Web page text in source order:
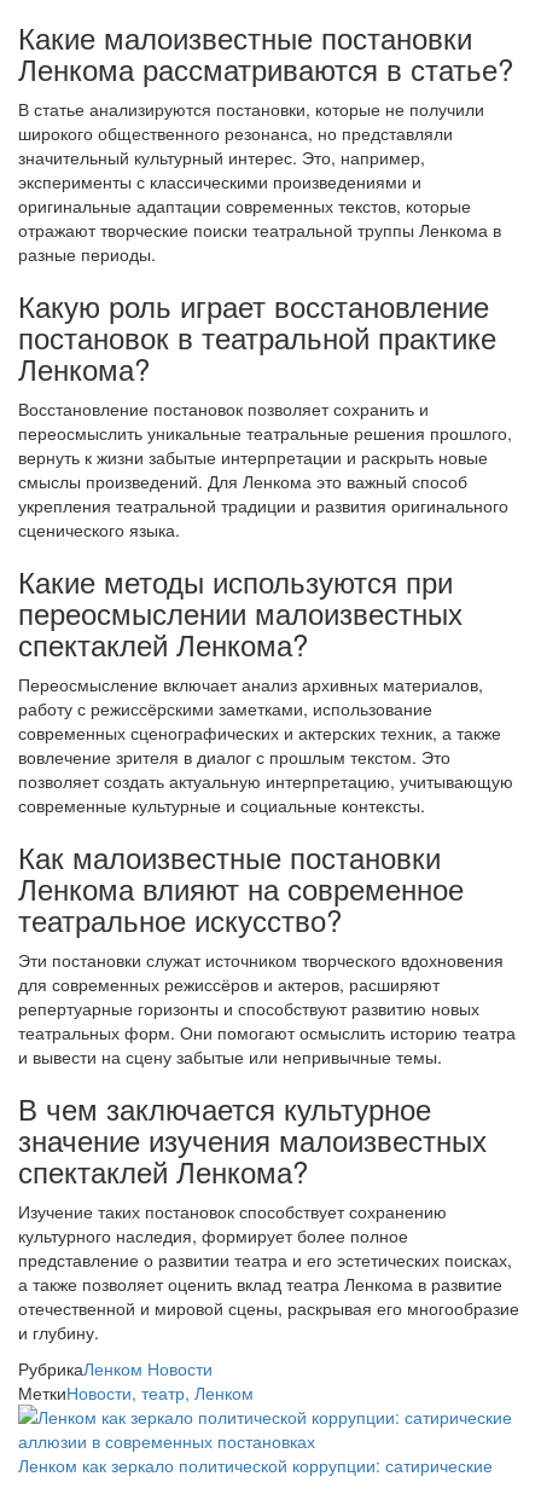
Какие малоизвестные постановки
Ленкома рассматриваются в статье?
В статье анализируются постановки, которые не получили
широкого общественного резонанса, но представляли
значительный культурный интерес. Это, например,
эксперименты с классическими произведениями и
оригинальные адаптации современных текстов, которые
отражают творческие поиски театральной труппы Ленкома в
разные периоды.
Какую роль играет восстановление
постановок в театральной практике
Ленкома?
Восстановление постановок позволяет сохранить и
переосмыслить уникальные театральные решения прошлого,
вернуть к жизни забытые интерпретации и раскрыть новые
смыслы произведений. Для Ленкома это важный способ
укрепления театральной традиции и развития оригинального
сценического языка.
Какие методы используются при
переосмыслении малоизвестных
спектаклей Ленкома?
Переосмысление включает анализ архивных материалов,
работу с режиссёрскими заметками, использование
современных сценографических и актерских техник, а также
вовлечение зрителя в диалог с прошлым текстом. Это
позволяет создать актуальную интерпретацию, учитывающую
современные культурные и социальные контексты.
Как малоизвестные постановки
Ленкома влияют на современное
театральное искусство?
Эти постановки служат источником творческого вдохновения
для современных режиссёров и актеров, расширяют
репертуарные горизонты и способствуют развитию новых
театральных форм. Они помогают осмыслить историю театра
и вывести на сцену забытые или непривычные темы.
В чем заключается культурное
значение изучения малоизвестных
спектаклей Ленкома?
Изучение таких постановок способствует сохранению
культурного наследия, формирует более полное
представление о развитии театра и его эстетических поисках,
а также позволяет оценить вклад театра Ленкома в развитие
отечественной и мировой сцены, раскрывая его многообразие
и глубину.
РубрикаЛенком Новости
МеткиНовости, театр, Ленком
Ленком как зеркало политической коррупции: сатирические